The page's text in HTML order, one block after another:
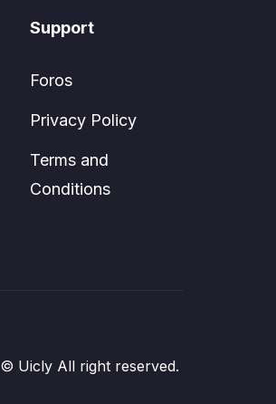
Support
Foros
Privacy Policy
Terms and
Conditions
© Uicly All right reserved.